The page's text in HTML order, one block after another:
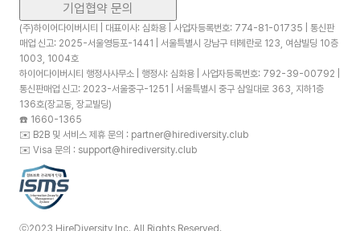
기업협약 문의
(주)하이어다이버시티 | 대표이사: 심화용 | 사업자등록번호: 774-81-01735 | 통신판
매업 신고: 2025-서울영등포-1441 | 서울특별시 강남구 테헤란로 123, 여삼빌딩 10층
1003, 1004호
하이어다이버시티 행정사사무소 | 행정사: 심화용 | 사업자등록번호: 792-39-00792 |
통신판매업 신고: 2023-서울중구-1251 | 서울특별시 중구 삼일대로 363, 지하1층
136호(장교동, 장교빌딩)
☎️ 1660-1365
✉️ B2B 및 서비스 제휴 문의 : partner@hirediversity.club
✉️ Visa 문의 : support@hirediversity.club